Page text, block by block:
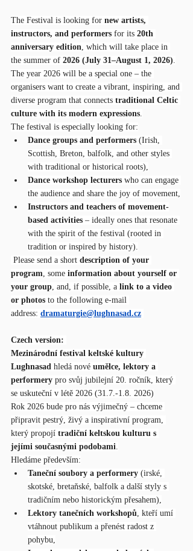
The Festival is looking for new artists,
instructors, and performers for its 20th
anniversary edition, which will take place in
the summer of 2026 (July 31–August 1, 2026).
The year 2026 will be a special one – the
organisers want to create a vibrant, inspiring, and
diverse program that connects traditional Celtic
culture with its modern expressions.
The festival is especially looking for:
Dance groups and performers (Irish,
Scottish, Breton, balfolk, and other styles
with traditional or historical roots),
Dance workshop lecturers who can engage
the audience and share the joy of movement,
Instructors and teachers of movement-
based activities – ideally ones that resonate
with the spirit of the festival (rooted in
tradition or inspired by history).
Please send a short description of your
program, some information about yourself or
your group, and, if possible, a link to a video
or photos to the following e-mail
address: dramaturgie@lughnasad.cz
Czech version:
Mezinárodní festival keltské kultury
Lughnasad hledá nové umělce, lektory a
performery pro svůj jubilejní 20. ročník, který
se uskuteční v létě 2026 (31.7.-1.8. 2026)
Rok 2026 bude pro nás výjimečný – chceme
připravit pestrý, živý a inspirativní program,
který propojí tradiční keltskou kulturu s
jejími současnými podobami.
Hledáme především:
Taneční soubory a performery (irské,
skotské, bretaňské, balfolk a další styly s
tradičním nebo historickým přesahem),
Lektory tanečních workshopů, kteří umí
vtáhnout publikum a přenést radost z
pohybu,